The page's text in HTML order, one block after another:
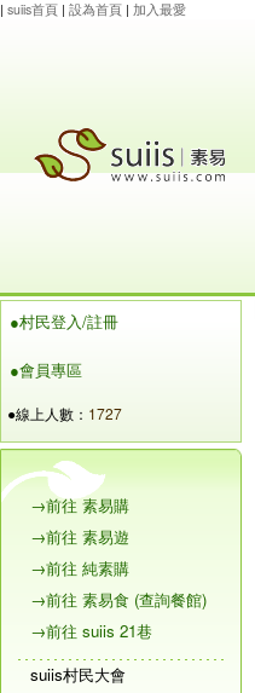
| suiis首頁 | 設為首頁 | 加入最愛
●村民登入/註冊
●會員專區
●線上人數： 1727
→前往 素易購
→前往 素易遊
→前往 純素購
→前往 素易食 (查詢餐館)
→前往 suiis 21巷
suiis村民大會